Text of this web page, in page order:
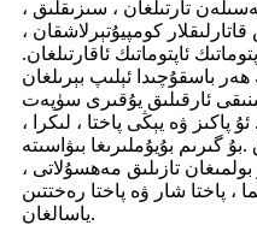
، مەسىلەن تارتىلغان ، سىزىقلىق ،
كومپيۇتېرلاشقان ،
ئاپتوماتىك ئاقارتىلغان.
باسقۇچىدا ئېلىپ بېرىلغان
ئارقىلىق يۇقىرى سۈپەت
پاكىز ۋە يېڭى پاختا ، لىكرا ،
گىرىم بۇيۇملىرىغا بىۋاسىتە
بولمىغان تازىلىق مەھسۇلاتى ،
، پاختا شار ۋە پاختا رەختتىن
ياسالغان.